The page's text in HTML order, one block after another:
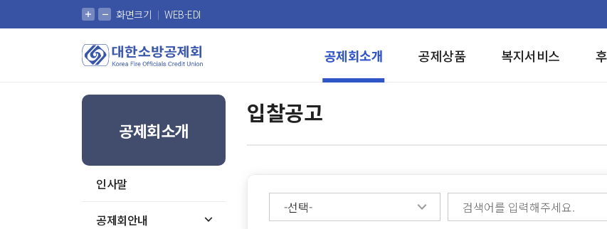
대한소방공제회
화면크기
확대 축소 WEB-EDI
공제회소개 공제상품 복지서비스
공제회소개
인사말
공제회안내
입찰공고